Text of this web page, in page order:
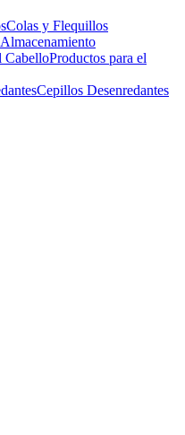
Colas y Flequillos
Almacenamiento
Productos para el
Cepillos Desenredantes